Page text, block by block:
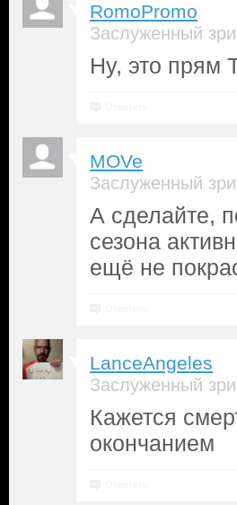
RomoPromo
Заслуженный
Ну, это прям
MOVe
Заслуженный
А сделайте,
сезона
ещё не
LanceAngeles
Заслуженный
Кажется
окончанием